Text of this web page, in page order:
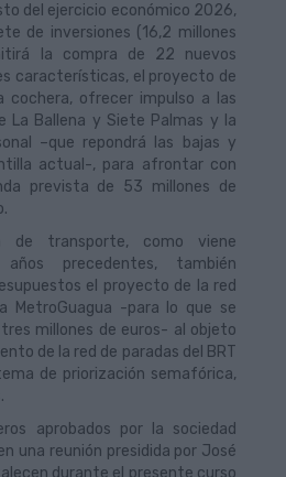
del ejercicio económico 2026,
de inversiones (16,2 millones
la compra de 22 nuevos
características, el proyecto de
cochera, ofrecer impulso a las
La Ballena y Siete Palmas y la
–que repondrá las bajas y
actual-, para afrontar con
prevista de 53 millones de
de transporte, como viene
precedentes, también
el proyecto de la red
MetroGuagua -para lo que se
millones de euros- al objeto
de la red de paradas del BRT
de priorización semafórica,
aprobados por la sociedad
una reunión presidida por José
durante el presente curso